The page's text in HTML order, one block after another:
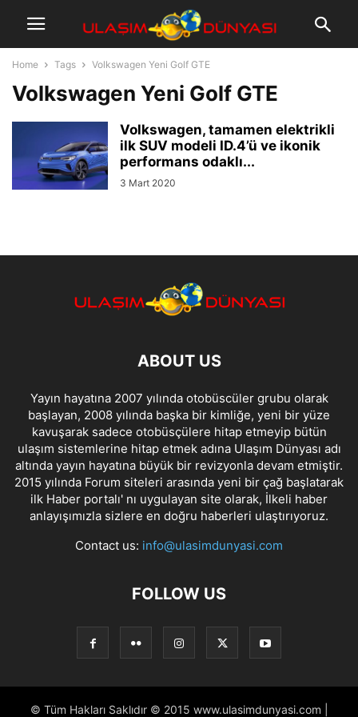
Home Tags Volkswagen Yeni Golf GTE
Volkswagen Yeni Golf GTE
Volkswagen, tamamen elektrikli
ilk SUV modeli ID.4’ü ve ikonik
performans odaklı...
3 Mart 2020
ABOUT US
Yayın hayatına 2007 yılında otobüscüler grubu olarak
başlayan, 2008 yılında başka bir kimliğe, yeni bir yüze
kavuşarak sadece otobüsçülere hitap etmeyip bütün
ulaşım sistemlerine hitap etmek adına Ulaşım Dünyası adı
altında yayın hayatına büyük bir revizyonla devam etmiştir.
2015 yılında Forum siteleri arasında yeni bir çağ başlatarak
ilk Haber portalı' nı uygulayan site olarak, İlkeli haber
anlayışımızla sizlere en doğru haberleri ulaştırıyoruz.
Contact us: info@ulasimdunyasi.com
FOLLOW US
© Tüm Hakları Saklıdır © 2015 www.ulasimdunyasi.com |